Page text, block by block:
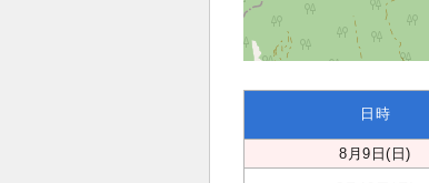
日時
8月9日(日)